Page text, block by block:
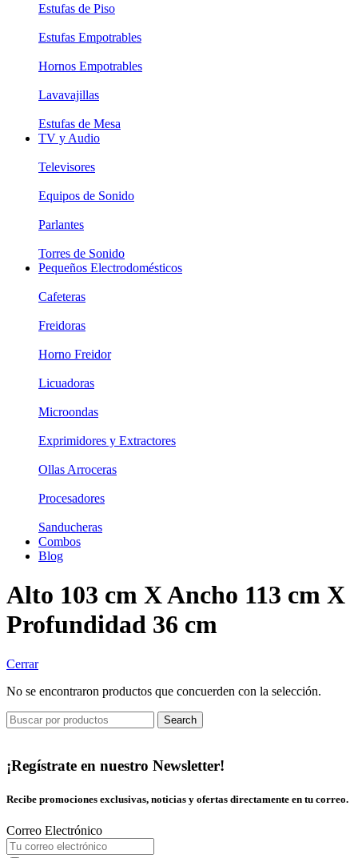
Estufas de Piso
Estufas Empotrables
Hornos Empotrables
Lavavajillas
Estufas de Mesa
TV y Audio
Televisores
Equipos de Sonido
Parlantes
Torres de Sonido
Pequeños Electrodomésticos
Cafeteras
Freidoras
Horno Freidor
Licuadoras
Microondas
Exprimidores y Extractores
Ollas Arroceras
Procesadores
Sanducheras
Combos
Blog
Alto 103 cm X Ancho 113 cm X
Profundidad 36 cm
Cerrar
No se encontraron productos que concuerden con la selección.
Search
¡Regístrate en nuestro Newsletter!
Recibe promociones exclusivas, noticias y ofertas directamente en tu correo.
Correo Electrónico